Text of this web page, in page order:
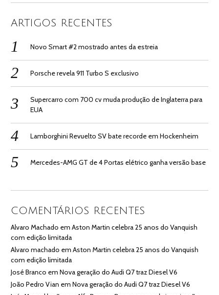
ARTIGOS RECENTES
Novo Smart #2 mostrado antes da estreia
Porsche revela 911 Turbo S exclusivo
Supercarro com 700 cv muda produção de Inglaterra para
EUA
Lamborghini Revuelto SV bate recorde em Hockenheim
Mercedes-AMG GT de 4 Portas elétrico ganha versão base
COMENTÁRIOS RECENTES
Alvaro Machado emAston Martin celebra 25 anos do Vanquish
com edição limitada
Alvaro machado emAston Martin celebra 25 anos do Vanquish
com edição limitada
José Branco emNova geração do Audi Q7 traz Diesel V6
João Pedro Vian emNova geração do Audi Q7 traz Diesel V6